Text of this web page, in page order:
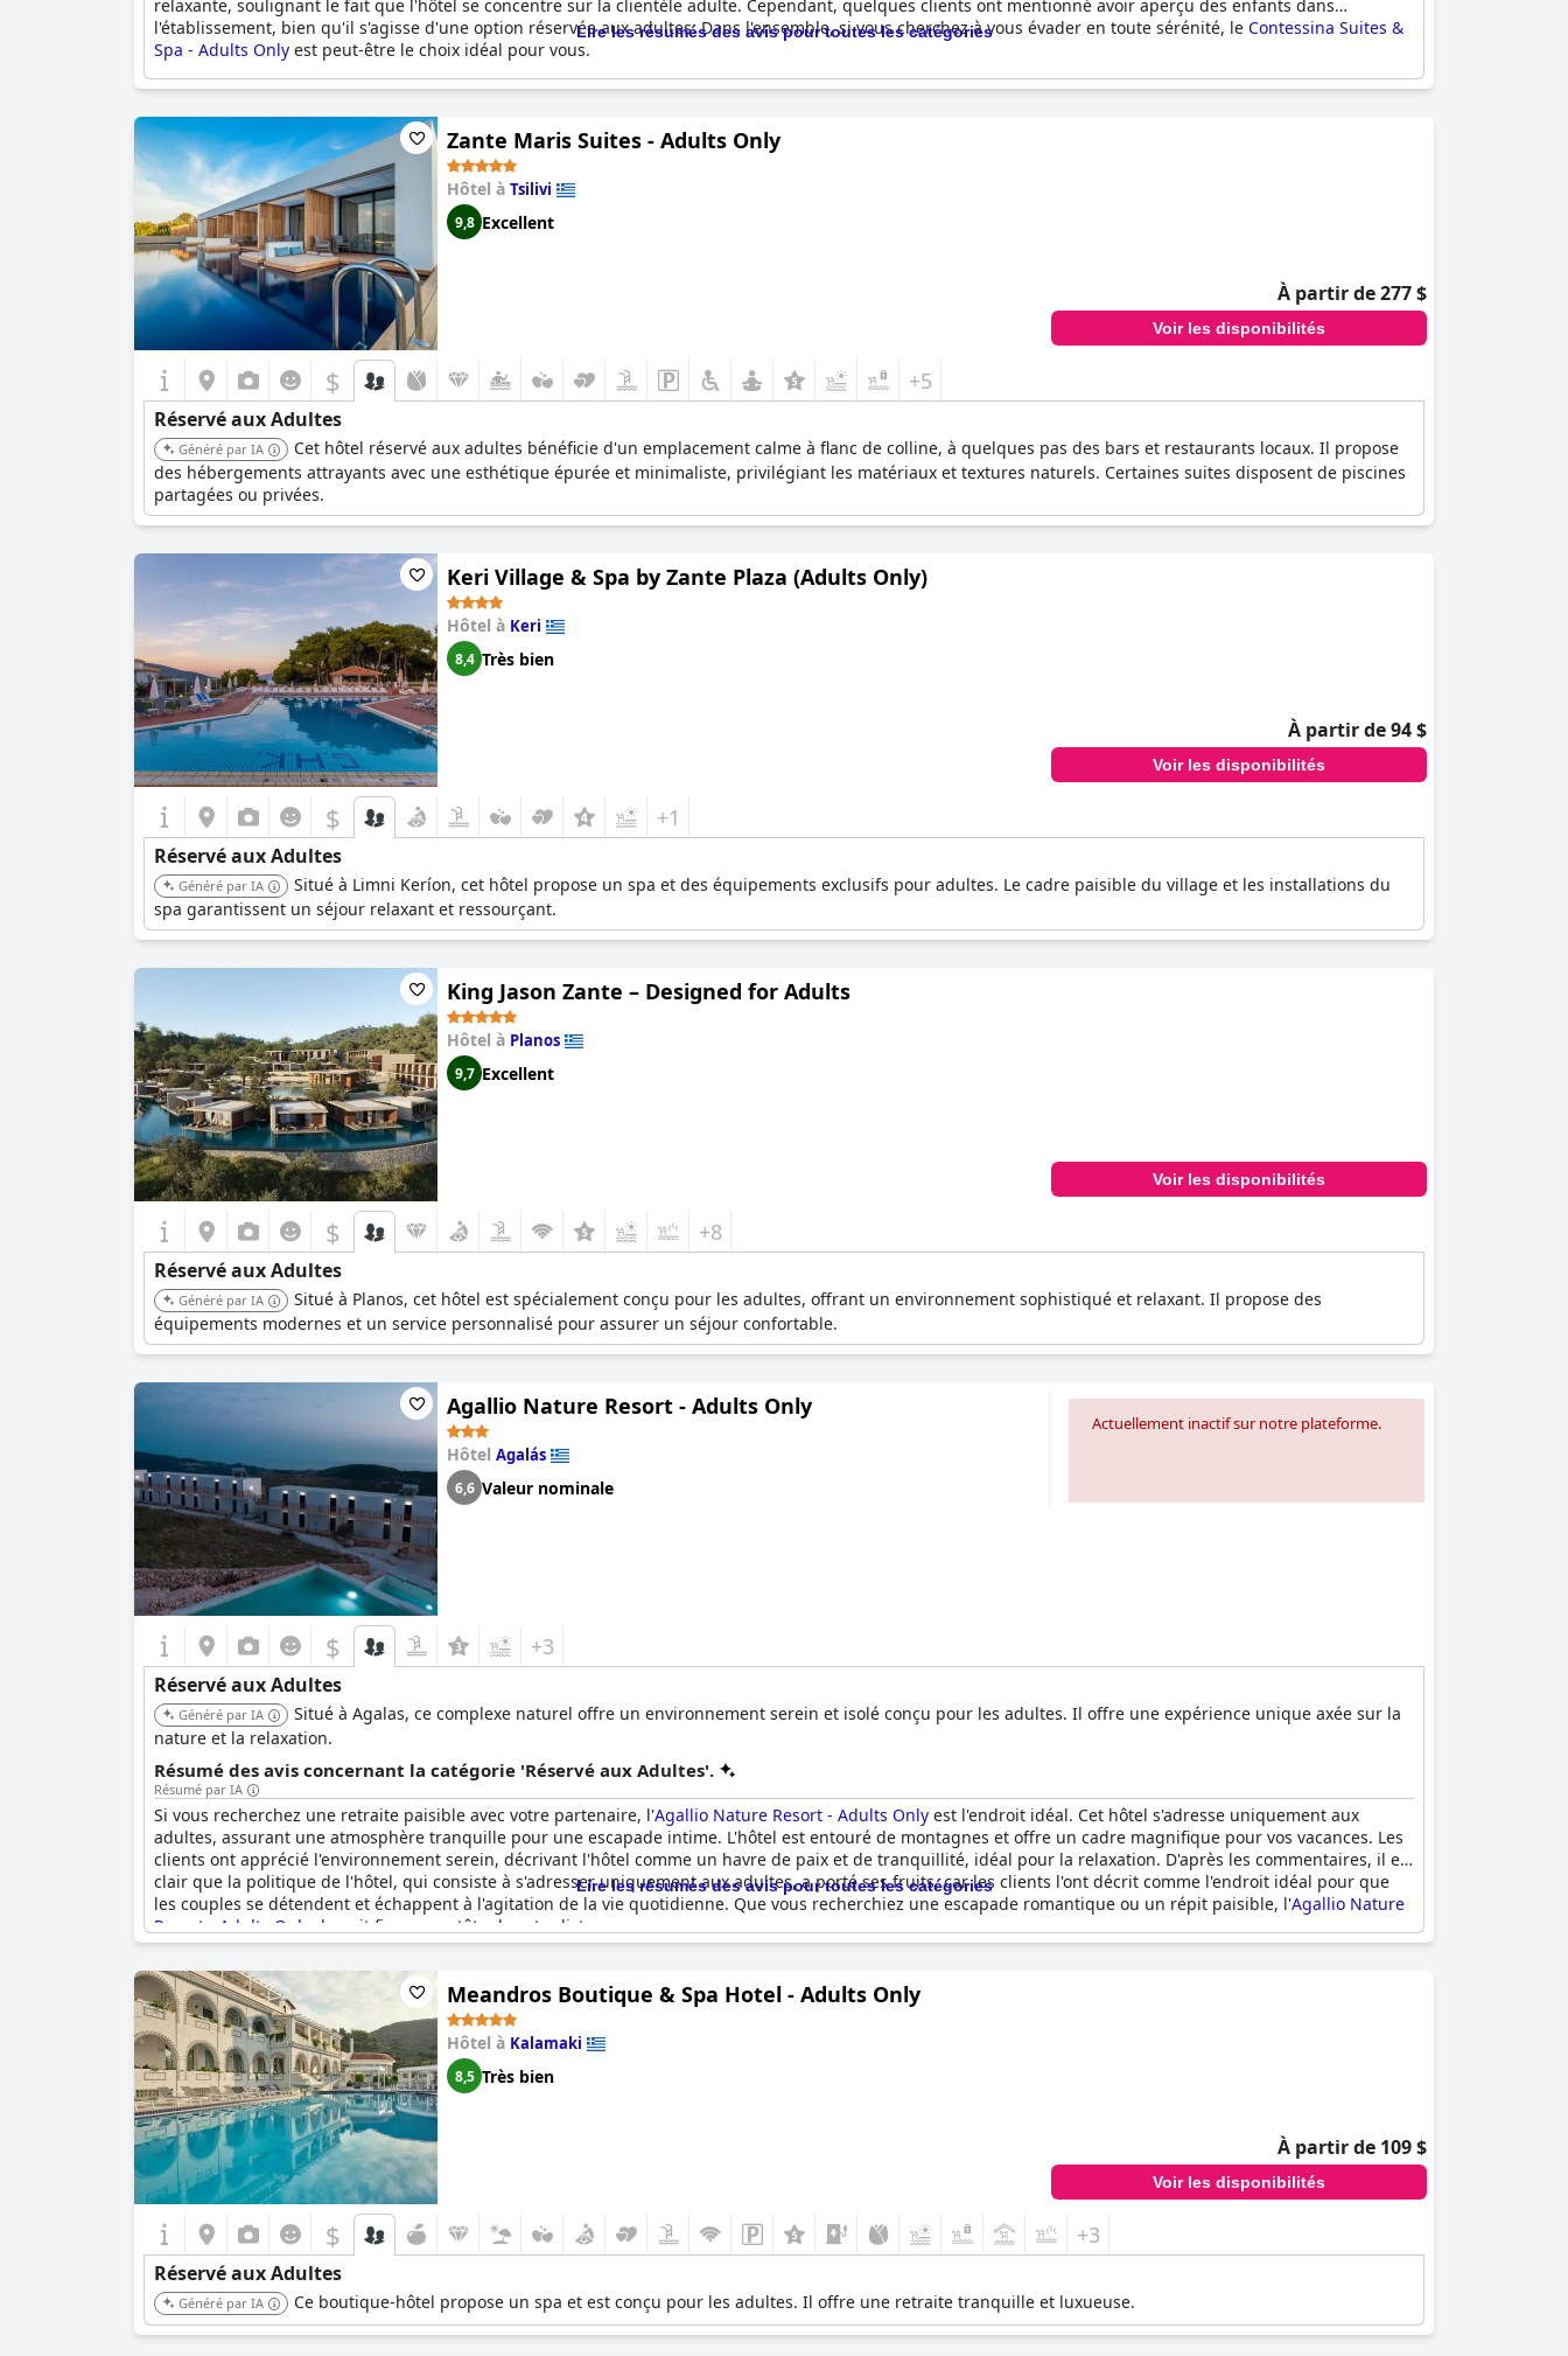
relaxante, soulignant le fait que l'hôtel se concentre sur la clientèle adulte. Cependant, quelques clients ont mentionné avoir aperçu des enfants dans
l'établissement, bien qu'il s'agisse d'une option réservée aux adultes. Dans l'ensemble, si vous cherchez à vous évader en toute sérénité, le Contessina Suites &
Spa - Adults Only est peut-être le choix idéal pour vous.
Lire les résumés des avis pour toutes les catégories
Zante Maris Suites - Adults Only
Hôtel à Tsilivi
9,8 Excellent
À partir de 277 $
Voir les disponibilités
$ +5
Réservé aux Adultes
Généré par IA
Cet hôtel réservé aux adultes bénéficie d'un emplacement calme à flanc de colline, à quelques pas des bars et restaurants locaux. Il propose
des hébergements attrayants avec une esthétique épurée et minimaliste, privilégiant les matériaux et textures naturels. Certaines suites disposent de piscines
partagées ou privées.
Keri Village & Spa by Zante Plaza (Adults Only)
Hôtel à Keri
8,4 Très bien
À partir de 94 $
Voir les disponibilités
$ +1
Réservé aux Adultes
Généré par IA
Situé à Limni Keríon, cet hôtel propose un spa et des équipements exclusifs pour adultes. Le cadre paisible du village et les installations du
spa garantissent un séjour relaxant et ressourçant.
King Jason Zante – Designed for Adults
Hôtel à Planos
9,7 Excellent
Voir les disponibilités
$ +8
Réservé aux Adultes
Généré par IA
Situé à Planos, cet hôtel est spécialement conçu pour les adultes, offrant un environnement sophistiqué et relaxant. Il propose des
équipements modernes et un service personnalisé pour assurer un séjour confortable.
Agallio Nature Resort - Adults Only
Hôtel Agalás
6,6 Valeur nominale
Actuellement inactif sur notre plateforme.
$ +3
Réservé aux Adultes
Généré par IA
Situé à Agalas, ce complexe naturel offre un environnement serein et isolé conçu pour les adultes. Il offre une expérience unique axée sur la
nature et la relaxation.
Résumé des avis concernant la catégorie 'Réservé aux Adultes'.
Résumé par IA
Si vous recherchez une retraite paisible avec votre partenaire, l'Agallio Nature Resort - Adults Only est l'endroit idéal. Cet hôtel s'adresse uniquement aux
adultes, assurant une atmosphère tranquille pour une escapade intime. L'hôtel est entouré de montagnes et offre un cadre magnifique pour vos vacances. Les
clients ont apprécié l'environnement serein, décrivant l'hôtel comme un havre de paix et de tranquillité, idéal pour la relaxation. D'après les commentaires, il est
clair que la politique de l'hôtel, qui consiste à s'adresser uniquement aux adultes, a porté ses fruits, car les clients l'ont décrit comme l'endroit idéal pour que
les couples se détendent et échappent à l'agitation de la vie quotidienne. Que vous recherchiez une escapade romantique ou un répit paisible, l'Agallio Nature
Resort - Adults Only
devrait figurer en tête de votre liste.
Lire les résumés des avis pour toutes les catégories
Meandros Boutique & Spa Hotel - Adults Only
Hôtel à Kalamaki
8,5 Très bien
À partir de 109 $
Voir les disponibilités
$ +3
Réservé aux Adultes
Généré par IA Ce boutique-hôtel propose un spa et est conçu pour les adultes. Il offre une retraite tranquille et luxueuse.